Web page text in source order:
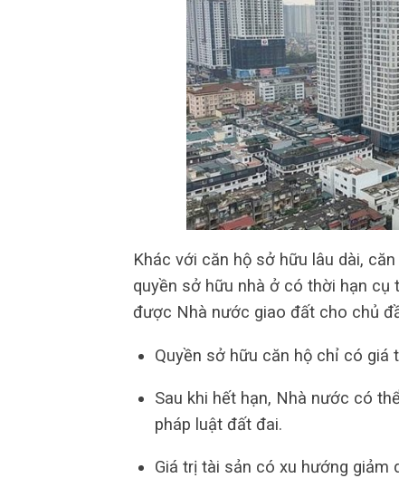
Khác với căn hộ sở hữu lâu dài,
quyền sở hữu nhà ở có thời hạn
được Nhà nước giao đất cho chủ
Quyền sở hữu căn hộ chỉ có giá
Sau khi hết hạn, Nhà nước có
pháp luật đất đai.
Giá trị tài sản có xu hướng giảm